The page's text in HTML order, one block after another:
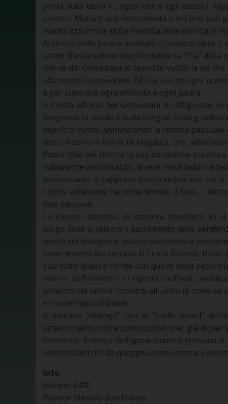
porta sulla terra il Logos (che è Egli stesso),
sinistra. Maria è la prima redenta e in Lei si può
manto azzurro) è stata rivestita della divinità (il
Al centro della parete absidale, il rotolo si apre:
uomo (fascia colore blu) dischiude la “Via”
che va dal Getsemani al Sepolcro vuoto la via
alla morte/risurrezione. Ed è la via che ogni
e per superare ogni difficoltà e ogni paura.
Il Cristo all’orto del Getsemani è raffigurato
l’angoscia lo assale e suda sangue. Sulla
sepolcro vuoto, annunciando la vittoria
Gesù Risorto e Maria di Magdala, che,
Padre (che nei cieli ha la sua abitazione
culminante del mosaico), la vera meta della via
Interessante il rapporto luce/tenebra con cui
Cristo sofferente ha come sfondo il buio, il
luce pasquale.
Lo stesso rapporto, in maniera speculare, lo
luogo dove si celebra il sacramento della
senso del bisogno di essere riammessi a
smarrimento del peccato. Il Cristo Risorto, Buon
suo volto quasi si fonde con quello della
nostre sofferenze e ci riporta nell’ovile,
sollecito nel venire incontro all’uomo (è come
e ri-orientarlo alla luce.
Il mosaico “dialoga” con le “stelle polari”
straordinario ordine compositivo che, già di
simbolico, il senso dell’appartenenza cristiana
contemplarlo fin da quaggiù come somma e
Info
Abitanti: 6400
Parroco: Minolfo don Franco